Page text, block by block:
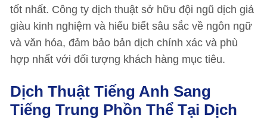
tốt nhất. Công ty dịch thuật sở hữu đội ngũ dịch giả
giàu kinh nghiệm và hiểu biết sâu sắc về ngôn ngữ
và văn hóa, đảm bảo bản dịch chính xác và phù
hợp nhất với đối tượng khách hàng mục tiêu.
Dịch Thuật Tiếng Anh Sang
Tiếng Trung Phồn Thể Tại Dịch